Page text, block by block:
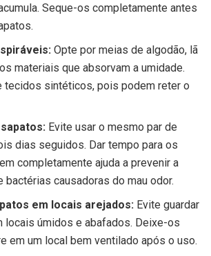
Seque-os completamente antes
Opte por meias de algodão, lã
materiais que absorvam a umidade.
tecidos sintéticos, pois podem reter o
Evite usar o mesmo par de
dias seguidos. Dar tempo para os
completamente ajuda a prevenir a
bactérias causadoras do mau odor.
em locais arejados:Evite guardar
locais úmidos e abafados. Deixe-os
em um local bem ventilado após o uso.